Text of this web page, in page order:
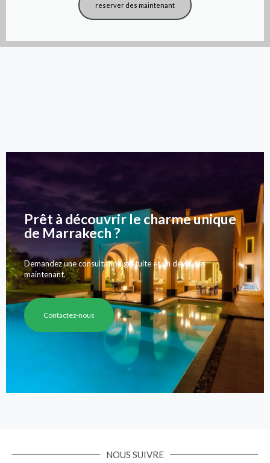
reserver des maintenant
Prêt à découvrir le charme unique
de Marrakech ?
Demandez une consultation gratuite et un devis dès
maintenant.
Contactez-nous
NOUS SUIVRE